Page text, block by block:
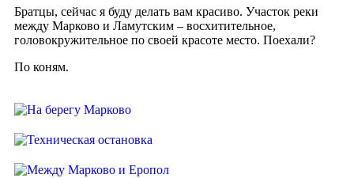
Братцы, сейчас я буду делать вам красиво. Участок реки
между Марково и Ламутским – восхитительное,
головокружительное по своей красоте место. Поехали?
По коням.